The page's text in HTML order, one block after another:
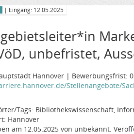
| Eingang: 12.05.2025
unbefristet,
Hannover | Bewerbungsfrist:
Stellenangebote/
Tags: Bibliothekswissenschaft,
Hannover
am 12.05.2025 von unbekannt.